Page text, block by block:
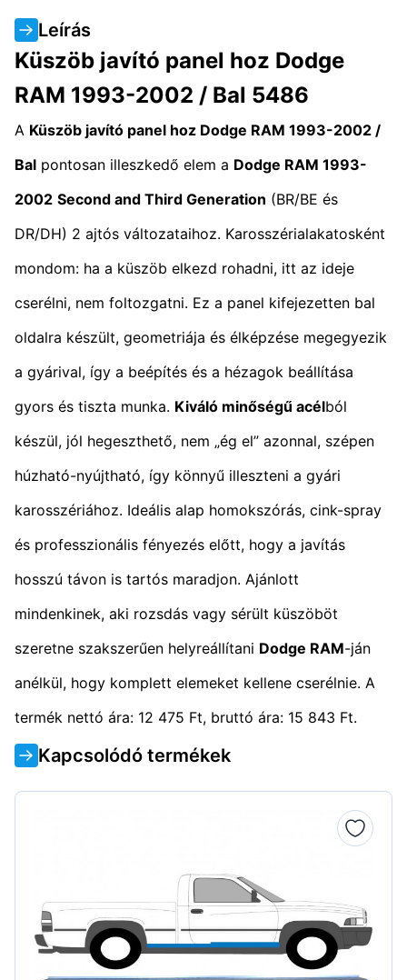
Leírás
Küszöb javító panel hoz Dodge
RAM 1993-2002 / Bal 5486
A Küszöb javító panel hoz Dodge RAM 1993-2002 /
Bal pontosan illeszkedő elem a Dodge RAM 1993-
2002 Second and Third Generation (BR/BE és
DR/DH) 2 ajtós változataihoz. Karosszérialakatosként
mondom: ha a küszöb elkezd rohadni, itt az ideje
cserélni, nem foltozgatni. Ez a panel kifejezetten bal
oldalra készült, geometriája és élképzése megegyezik
a gyárival, így a beépítés és a hézagok beállítása
gyors és tiszta munka. Kiváló minőségű acélból
készül, jól hegeszthető, nem „ég el” azonnal, szépen
húzható-nyújtható, így könnyű illeszteni a gyári
karosszériához. Ideális alap homokszórás, cink-spray
és professzionális fényezés előtt, hogy a javítás
hosszú távon is tartós maradjon. Ajánlott
mindenkinek, aki rozsdás vagy sérült küszöböt
szeretne szakszerűen helyreállítani Dodge RAM-ján
anélkül, hogy komplett elemeket kellene cserélnie. A
termék nettó ára: 12 475 Ft, bruttó ára: 15 843 Ft.
Kapcsolódó termékek